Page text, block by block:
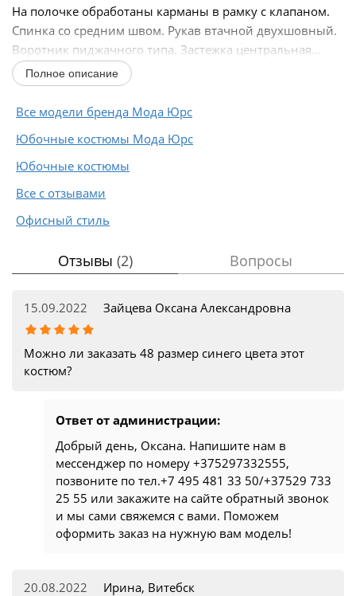
На полочке обработаны карманы в рамку с клапаном.
Спинка со средним швом. Рукав втачной двухшовный.
Воротник пиджачного типа. Застежка центральная...
Полное описание
Все модели бренда Мода Юрс
Юбочные костюмы Мода Юрс
Юбочные костюмы
Все с отзывами
Офисный стиль
Отзывы (2) Вопросы
15.09.2022 Зайцева Оксана Александровна
Можно ли заказать 48 размер синего цвета этот
костюм?
Ответ от администрации:
Добрый день, Оксана. Напишите нам в
мессенджер по номеру +375297332555,
позвоните по тел.+7 495 481 33 50/+37529 733
25 55 или закажите на сайте обратный звонок
и мы сами свяжемся с вами. Поможем
оформить заказ на нужную вам модель!
20.08.2022 Ирина, Витебск